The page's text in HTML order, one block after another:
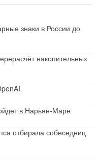
знаки в России до
накопительных
в Нарьян-Маре
отбирала собеседниц